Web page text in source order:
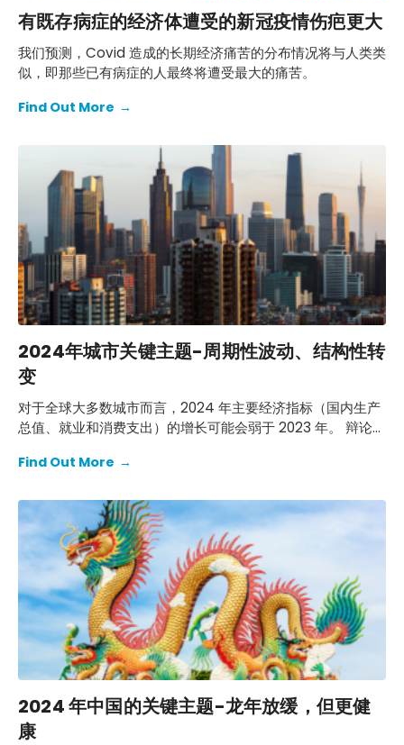
有既存病症的经济体遭受的新冠疫情伤疤更大
我们预测，Covid 造成的长期经济痛苦的分布情况将与人类类
似，即那些已有病症的人最终将遭受最大的痛苦。
Find Out More →
2024年城市关键主题-周期性波动、结构性转
变
对于全球大多数城市而言，2024 年主要经济指标（国内生产
总值、就业和消费支出）的增长可能会弱于 2023 年。 辩论的
Find Out More →
2024 年中国的关键主题-龙年放缓，但更健
康